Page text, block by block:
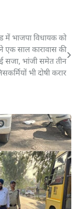
में भाजपा विधायक को
एक साल कारावास की
सजा, भांजी समेत तीन
भी दोषी करार